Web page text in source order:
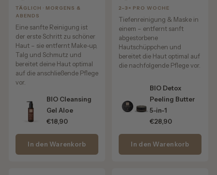
✔ ein glatter wirkendes Hautbild
✔ mehr Spannkraft
✔ ein gepflegtes, frisches Hautgefühl
Gleichzeitig unterstützen die enthaltenen
Pflanzenwirkstoffe die Haut mit Feuchtigkeit und
antioxidativer Pflege.
Luxuriöse Pflege statt künstlicher Effekte
Wir glauben an moderne Slow-Aging-Pflege mit
TÄGLICH · MORGENS &
ABENDS
Eine sanfte Reinigung ist
der erste Schritt zu schöner
Haut – sie entfernt Make-up,
Talg und Schmutz und
bereitet deine Haut optimal
auf die anschließende Pflege
vor.
BIO Cleansing
Gel Aloe
€18,90
In den Warenkorb
2–3× PRO WOCHE
Tiefenreinigung & Maske in
einem – entfernt sanft
abgestorbene
Hautschüppchen und
bereitet die Haut optimal auf
die nachfolgende Pflege vor.
BIO Detox
Peeling Butter
5-in-1
€28,90
In den Warenkorb